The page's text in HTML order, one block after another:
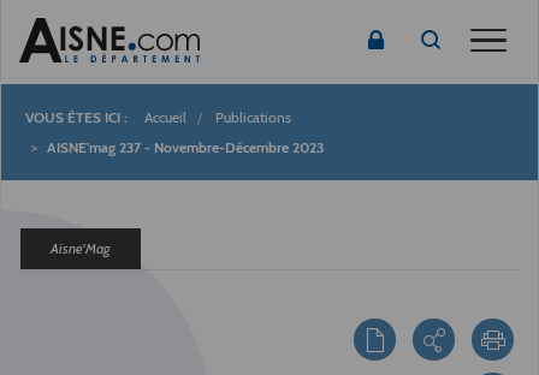
Fil
Accueil
Publications
AISNE'mag 237 - Novembre-Décembre 2023
Aisne'Mag